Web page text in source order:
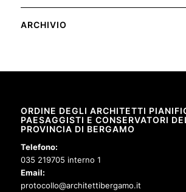
ARCHIVIO
ORDINE DEGLI ARCHITETTI
PAESAGGISTI E CONSERVATORI
PROVINCIA DI BERGAMO
Telefono:
035 219705 interno 1
Email:
protocollo@architettibergamo.it